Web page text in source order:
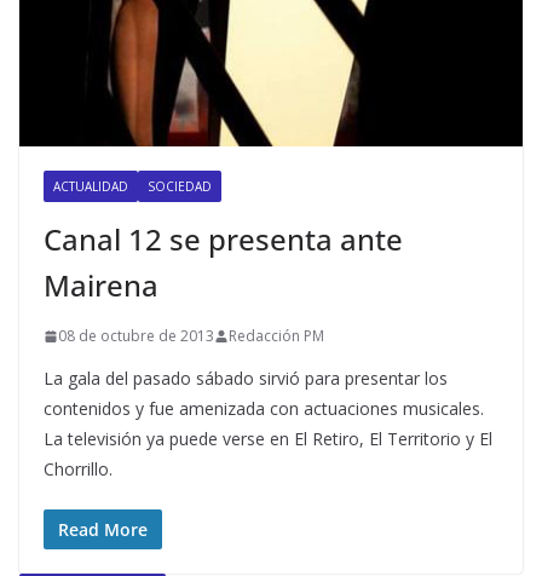
ACTUALIDAD SOCIEDAD
Canal 12 se presenta ante
Mairena
08 de octubre de 2013 Redacción PM
La gala del pasado sábado sirvió para presentar los
contenidos y fue amenizada con actuaciones musicales.
La televisión ya puede verse en El Retiro, El Territorio y El
Chorrillo.
Read More